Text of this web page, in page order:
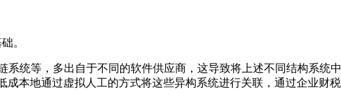
。
系统等，多出自于不同的软件供应商，这导致将上述不同结构系统
本地通过虚拟人工的方式将这些异构系统进行关联，通过企业财